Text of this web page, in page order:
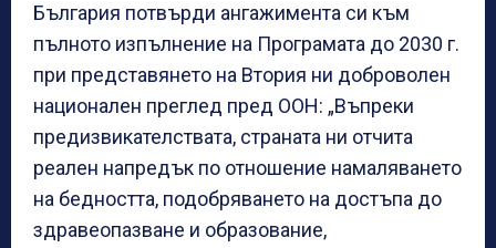
България потвърди ангажимента си към
пълното изпълнение на Програмата до 2030 г.
при представянето на Втория ни доброволен
национален преглед пред ООН: „Въпреки
предизвикателствата, страната ни отчита
реален напредък по отношение намаляването
на бедността, подобряването на достъпа до
здравеопазване и образование,